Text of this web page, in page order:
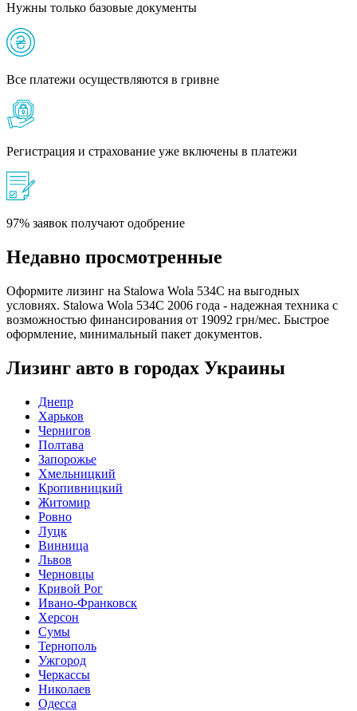
Нужны только базовые документы
Все платежи осуществляются в гривне
Регистрация и страхование уже включены в платежи
97% заявок получают одобрение
Недавно просмотренные
Оформите лизинг на Stalowa Wola 534C на выгодных
условиях. Stalowa Wola 534C 2006 года - надежная техника с
возможностью финансирования от 19092 грн/мес. Быстрое
оформление, минимальный пакет документов.
Лизинг авто в городах Украины
Днепр
Харьков
Чернигов
Полтава
Запорожье
Хмельницкий
Кропивницкий
Житомир
Ровно
Луцк
Винница
Львов
Черновцы
Кривой Рог
Ивано-Франковск
Херсон
Сумы
Тернополь
Ужгород
Черкассы
Николаев
Одесса